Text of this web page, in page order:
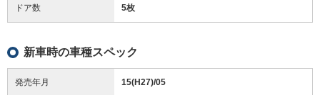
ドア数 5枚
新車時の車種スペック
発売年月 15(H27)/05